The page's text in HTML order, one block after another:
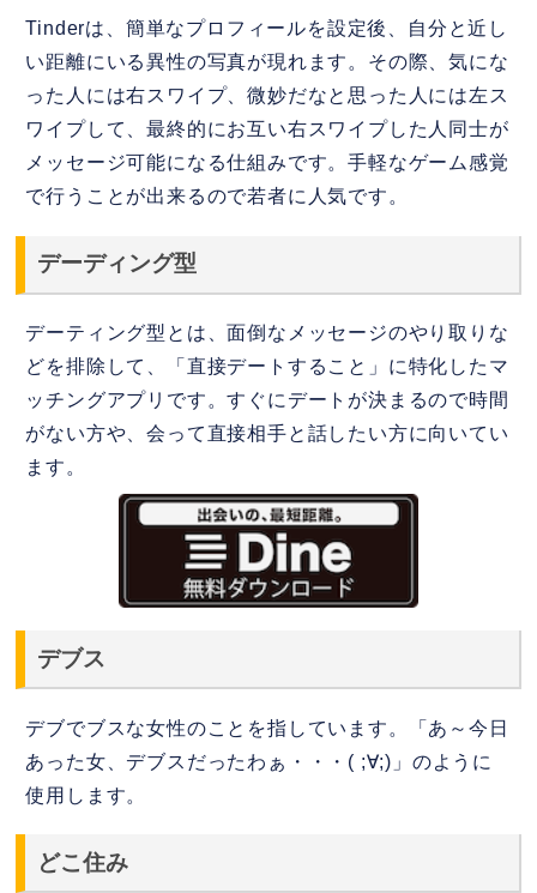
Tinderは、簡単なプロフィールを設定後、自分と近し
い距離にいる異性の写真が現れます。その際、気にな
った人には右スワイプ、微妙だなと思った人には左ス
ワイプして、最終的にお互い右スワイプした人同士が
メッセージ可能になる仕組みです。手軽なゲーム感覚
で行うことが出来るので若者に人気です。
デーディング型
デーティング型とは、面倒なメッセージのやり取りな
どを排除して、「直接デートすること」に特化したマ
ッチングアプリです。すぐにデートが決まるので時間
がない方や、会って直接相手と話したい方に向いてい
ます。
デブス
デブでブスな女性のことを指しています。「あ～今日
あった女、デブスだったわぁ・・・( ;∀;)」のように
使用します。
どこ住み